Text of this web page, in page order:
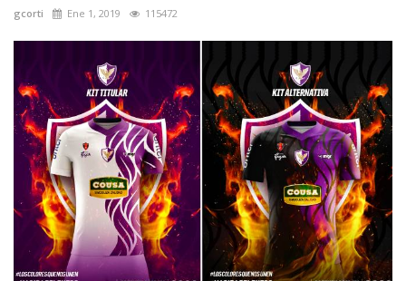
gcorti Ene 1, 2019 115472